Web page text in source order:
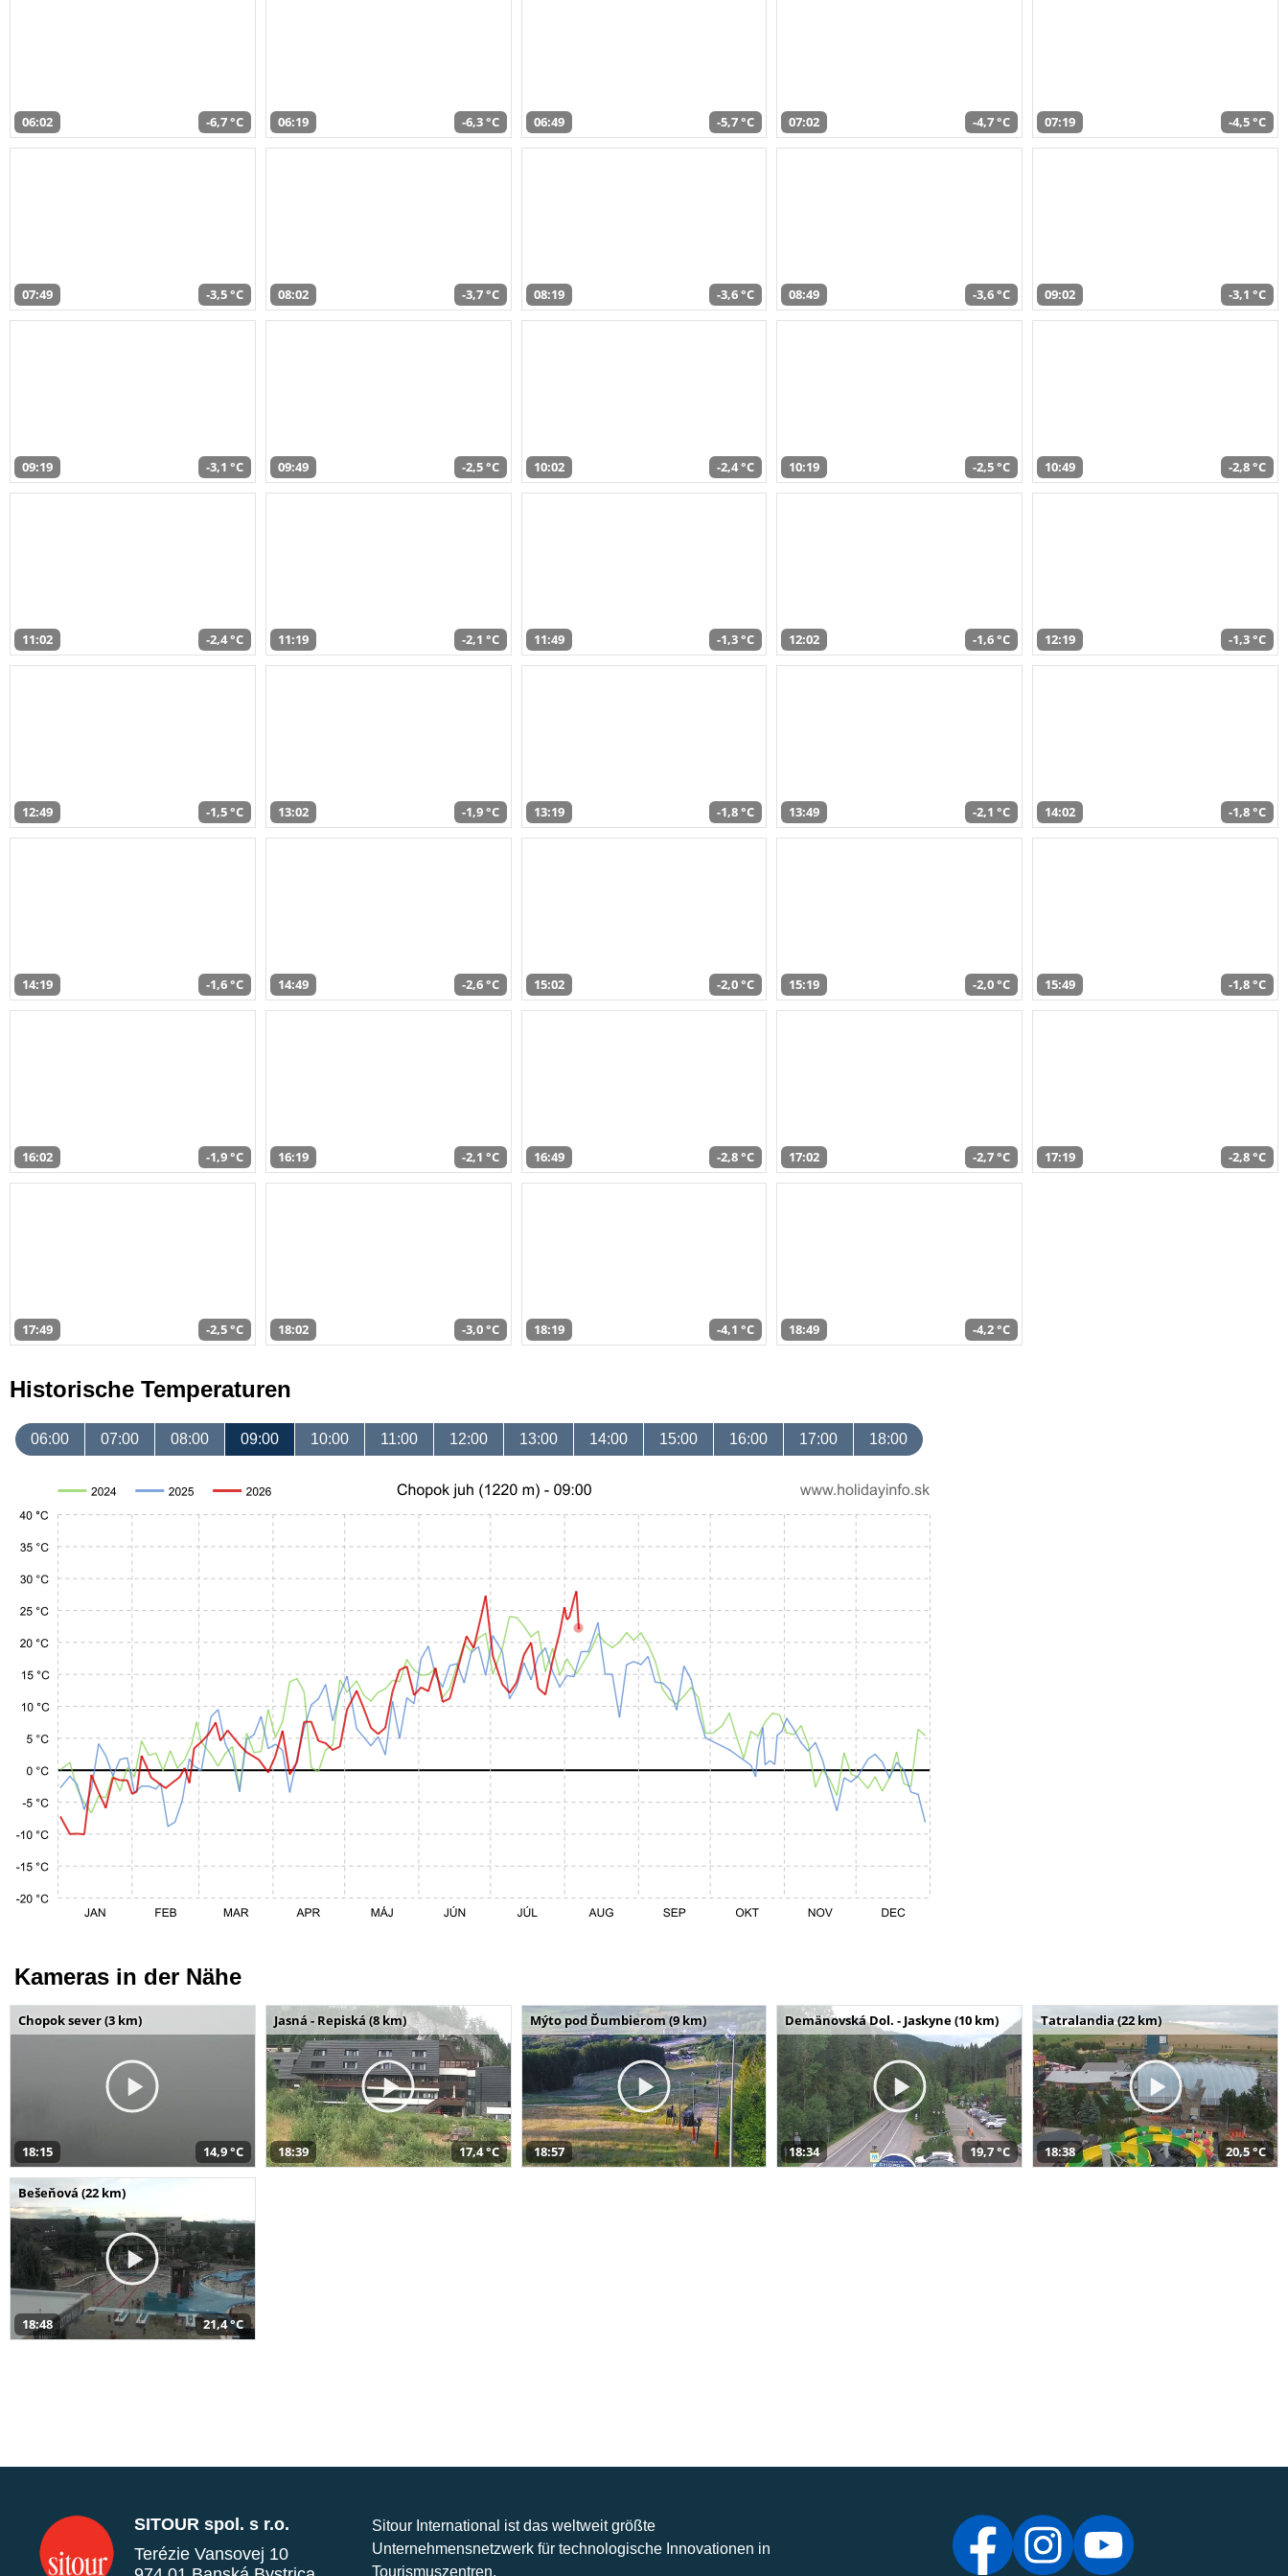
06:02 -6,7 °C 06:19 -6,3 °C 06:49 -5,7 °C 07:02 -4,7 °C 07:19 -4,5 °C
07:49 -3,5 °C 08:02 -3,7 °C 08:19 -3,6 °C 08:49 -3,6 °C 09:02 -3,1 °C
09:19 -3,1 °C 09:49 -2,5 °C 10:02 -2,4 °C 10:19 -2,5 °C 10:49 -2,8 °C
11:02 -2,4 °C 11:19 -2,1 °C 11:49 -1,3 °C 12:02 -1,6 °C 12:19 -1,3 °C
12:49 -1,5 °C 13:02 -1,9 °C 13:19 -1,8 °C 13:49 -2,1 °C 14:02 -1,8 °C
14:19 -1,6 °C 14:49 -2,6 °C 15:02 -2,0 °C 15:19 -2,0 °C 15:49 -1,8 °C
16:02 -1,9 °C 16:19 -2,1 °C 16:49 -2,8 °C 17:02 -2,7 °C 17:19 -2,8 °C
17:49 -2,5 °C 18:02 -3,0 °C 18:19 -4,1 °C 18:49 -4,2 °C
Historische Temperaturen
06:00 07:00 08:00 09:00 10:00 11:00 12:00 13:00 14:00 15:00 16:00 17:00 18:00
Kameras in der Nähe
Chopok sever (3 km)
18:15 14,9 °C
Jasná - Repiská (8 km)
18:39 17,4 °C
Mýto pod Ďumbierom (9 km)
18:57
Demänovská Dol. - Jaskyne (10 km)
18:34 19,7 °C
Tatralandia (22 km)
18:38 20,5 °C
Bešeňová (22 km)
18:48 21,4 °C
SITOUR spol. s r.o.
Terézie Vansovej 10
Sitour International ist das weltweit größte
Unternehmensnetzwerk für technologische Innovationen in
Tourismuszentren.